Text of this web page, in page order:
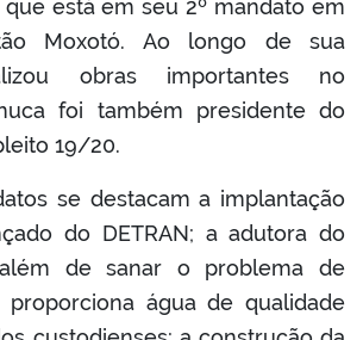
está em seu 2º mandato em
Moxotó. Ao longo de sua
obras importantes no
foi também presidente do
19/20.
se destacam a implantação
do DETRAN; a adutora do
de sanar o problema de
proporciona água de qualidade